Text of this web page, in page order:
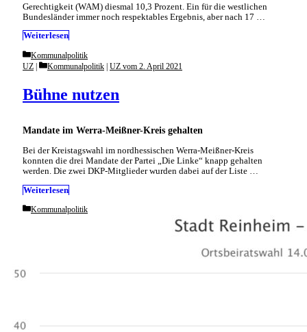
Gerechtigkeit (WAM) diesmal 10,3 Prozent. Ein für die westlichen
Bundesländer immer noch respektables Ergebnis, aber nach 17 …
Weiterlesen
Categories
Kommunalpolitik
Mandate im Werra-Meißner-Kreis gehalten
Bühne nutzen
UZ Categories
Kommunalpolitik UZ vom 2. April 2021
Bei der Kreistagswahl im nordhessischen Werra-Meißner-Kreis
konnten die drei Mandate der Partei „Die Linke“ knapp gehalten
werden. Die zwei DKP-Mitglieder wurden dabei auf der Liste …
Weiterlesen
Categories
Kommunalpolitik